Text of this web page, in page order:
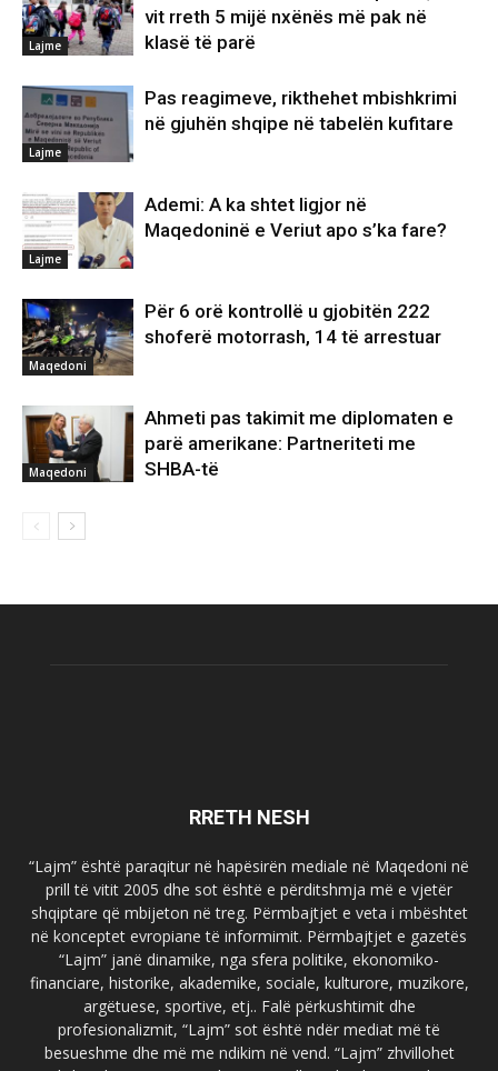
Lajme
vit rreth 5 mijë nxënës më pak në
klasë të parë
Lajme
Pas reagimeve, rikthehet mbishkrimi
në gjuhën shqipe në tabelën kufitare
Lajme
Ademi: A ka shtet ligjor në
Maqedoninë e Veriut apo s’ka fare?
Maqedoni
Për 6 orë kontrollë u gjobitën 222
shoferë motorrash, 14 të arrestuar
Maqedoni
Ahmeti pas takimit me diplomaten e
parë amerikane: Partneriteti me
SHBA-të
RRETH NESH
“Lajm” është paraqitur në hapësirën mediale në Maqedoni në
prill të vitit 2005 dhe sot është e përditshmja më e vjetër
shqiptare që mbijeton në treg. Përmbajtjet e veta i mbështet
në konceptet evropiane të informimit. Përmbajtjet e gazetës
“Lajm” janë dinamike, nga sfera politike, ekonomiko-
financiare, historike, akademike, sociale, kulturore, muzikore,
argëtuese, sportive, etj.. Falë përkushtimit dhe
profesionalizmit, “Lajm” sot është ndër mediat më të
besueshme dhe më me ndikim në vend. “Lajm” zhvillohet